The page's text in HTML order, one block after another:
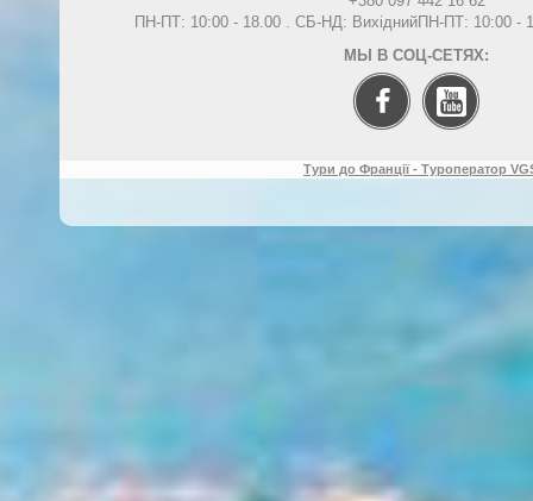
ПН-ПТ: 10:00 - 18.00 . СБ-НД: ВихіднийПН-ПТ: 10:00 -
МЫ В СОЦ-СЕТЯХ:
Тури до Франції - Туроператор